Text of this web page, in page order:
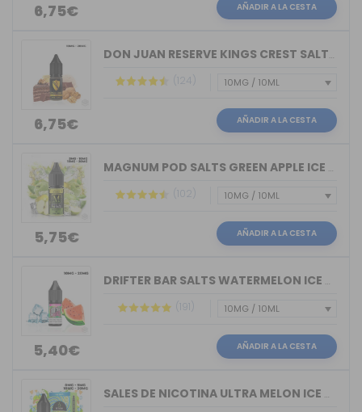
6,75€ AÑADIR A LA CESTA
6,75€
DON JUAN RESERVE KINGS CREST SALTS 10ML
(124)
AÑADIR A LA CESTA
5,75€
MAGNUM POD SALTS GREEN APPLE ICE 10ML
(102)
AÑADIR A LA CESTA
5,40€
DRIFTER BAR SALTS WATERMELON ICE JUIC...
(191)
AÑADIR A LA CESTA
SALES DE NICOTINA ULTRA MELON ICE BAR...